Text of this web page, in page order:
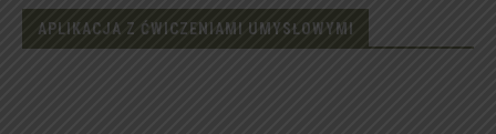
APLIKACJA Z ĆWICZENIAMI UMYSŁOWYMI